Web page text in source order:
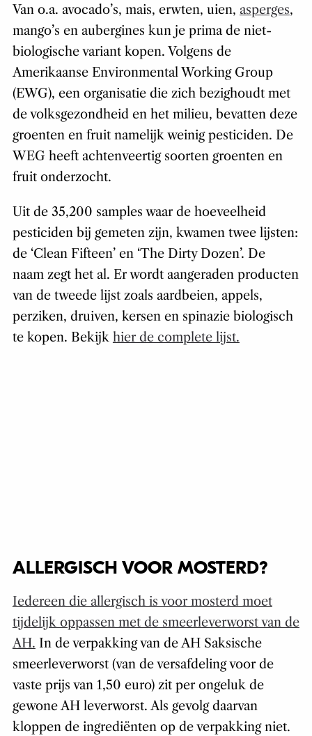
Van o.a. avocado’s, mais, erwten, uien, asperges,
mango’s en aubergines kun je prima de niet-
biologische variant kopen. Volgens de
Amerikaanse Environmental Working Group
(EWG), een organisatie die zich bezighoudt met
de volksgezondheid en het milieu, bevatten deze
groenten en fruit namelijk weinig pesticiden. De
WEG heeft achtenveertig soorten groenten en
fruit onderzocht.
Uit de 35,200 samples waar de hoeveelheid
pesticiden bij gemeten zijn, kwamen twee lijsten:
de ‘Clean Fifteen’ en ‘The Dirty Dozen’. De
naam zegt het al. Er wordt aangeraden producten
van de tweede lijst zoals aardbeien, appels,
perziken, druiven, kersen en spinazie biologisch
te kopen. Bekijk hier de complete lijst.
ALLERGISCH VOOR MOSTERD?
Iedereen die allergisch is voor mosterd moet
tijdelijk oppassen met de smeerleverworst van de
AH. In de verpakking van de AH Saksische
smeerleverworst (van de versafdeling voor de
vaste prijs van 1,50 euro) zit per ongeluk de
gewone AH leverworst. Als gevolg daarvan
kloppen de ingrediënten op de verpakking niet.